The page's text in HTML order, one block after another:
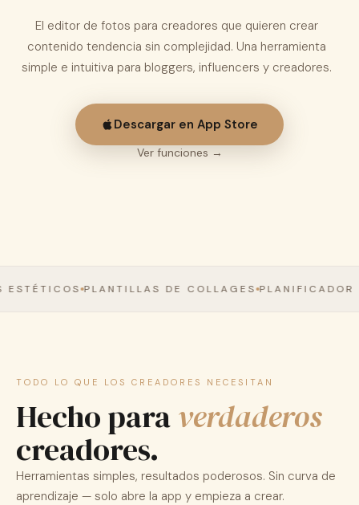
Apariencia
Descargar gratis en App Store
El editor de fotos para creadores que quieren crear
contenido tendencia sin complejidad. Una herramienta
simple e intuitiva para bloggers, influencers y creadores.
Descargar en App Store
Ver funciones →
PLANTILLAS DE COLLAGES PLANIFICADOR
TODO LO QUE LOS CREADORES NECESITAN
Hecho paraverdaderos
creadores.
Herramientas simples, resultados poderosos. Sin curva de
aprendizaje — solo abre la app y empieza a crear.